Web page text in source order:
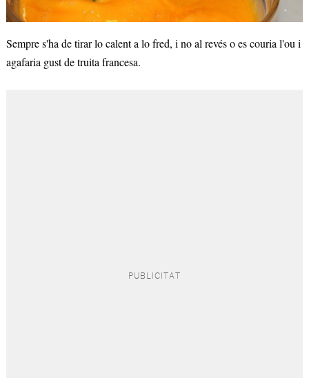
Sempre s'ha de tirar lo calent a lo fred, i no al revés o es couria l'ou i
agafaria gust de truita francesa.